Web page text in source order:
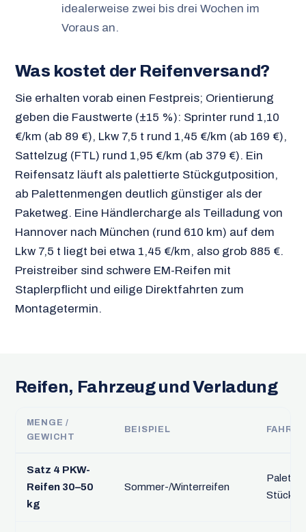
idealerweise zwei bis drei Wochen im
Voraus an.
Was kostet der Reifenversand?
Sie erhalten vorab einen Festpreis; Orientierung
geben die Faustwerte (±15 %): Sprinter rund 1,10
€/km (ab 89 €), Lkw 7,5 t rund 1,45 €/km (ab 169 €),
Sattelzug (FTL) rund 1,95 €/km (ab 379 €). Ein
Reifensatz läuft als palettierte Stückgutposition,
ab Palettenmengen deutlich günstiger als der
Paketweg. Eine Händlercharge als Teilladung von
Hannover nach München (rund 610 km) auf dem
Lkw 7,5 t liegt bei etwa 1,45 €/km, also grob 885 €.
Preistreiber sind schwere EM-Reifen mit
Staplerpflicht und eilige Direktfahrten zum
Montagetermin.
Reifen, Fahrzeug und Verladung
MENGE /
GEWICHT
BEISPIEL
Satz 4 PKW-
Reifen 30–50
kg
Sommer-/Winterreifen
Palette,